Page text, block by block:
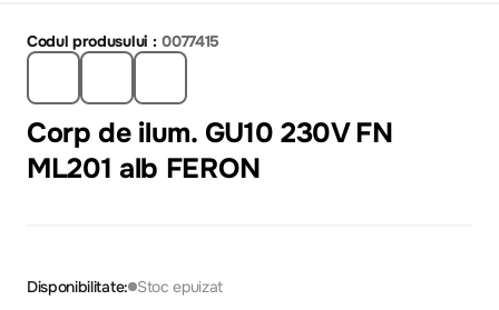
Codul produsului : 0077415
Corp de ilum. GU10 230V FN
ML201 alb FERON
Disponibilitate: Stoc epuizat